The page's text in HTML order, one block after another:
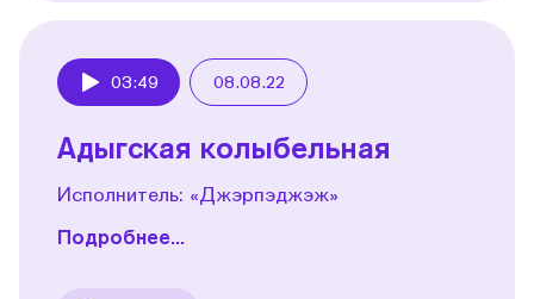
03:49 08.08.22
Адыгская колыбельная
Исполнитель: «Джэрпэджэж»
Подробнее...